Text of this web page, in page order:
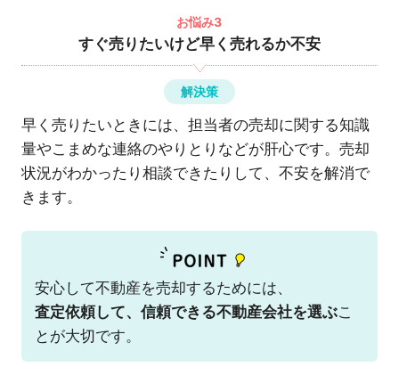
お悩み3
すぐ売りたいけど早く売れるか不安
解決策
早く売りたいときには、担当者の売却に関する知識
量やこまめな連絡のやりとりなどが肝心です。売却
状況がわかったり相談できたりして、不安を解消で
きます。
安心して不動産を売却するためには、
査定依頼して、信頼できる不動産会社を選ぶこ
とが大切です。